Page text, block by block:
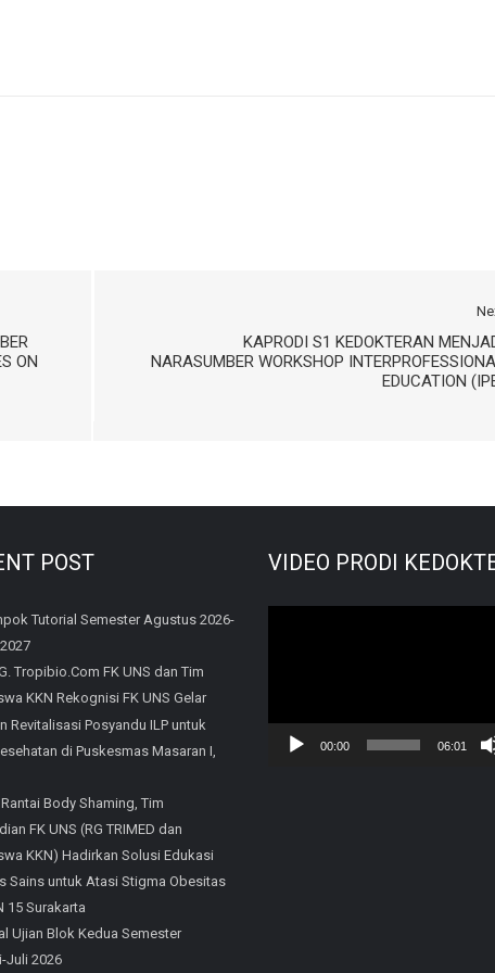
ON
KAPRODI S1 KEDOKTERAN
NARASUMBER WORKSHOP
EDUCATION
POST
Tutorial Semester Agustus 2026-
Tropibio.Com FK UNS dan Tim
KKN Rekognisi FK UNS Gelar
Revitalisasi Posyandu ILP untuk
di Puskesmas Masaran I,
Body Shaming, Tim
FK UNS (RG TRIMED dan
KKN) Hadirkan Solusi Edukasi
Sains untuk Atasi Stigma Obesitas
15 Surakarta
Ujian Blok Kedua Semester
Juli 2026
VIDEO PRODI
00:00 06:01